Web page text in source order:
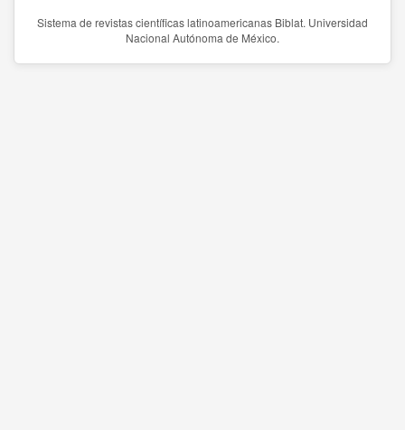
Sistema de revistas científicas latinoamericanas Biblat. Universidad
Nacional Autónoma de México.